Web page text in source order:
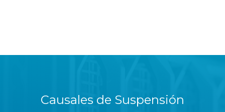
Causales de Suspensión